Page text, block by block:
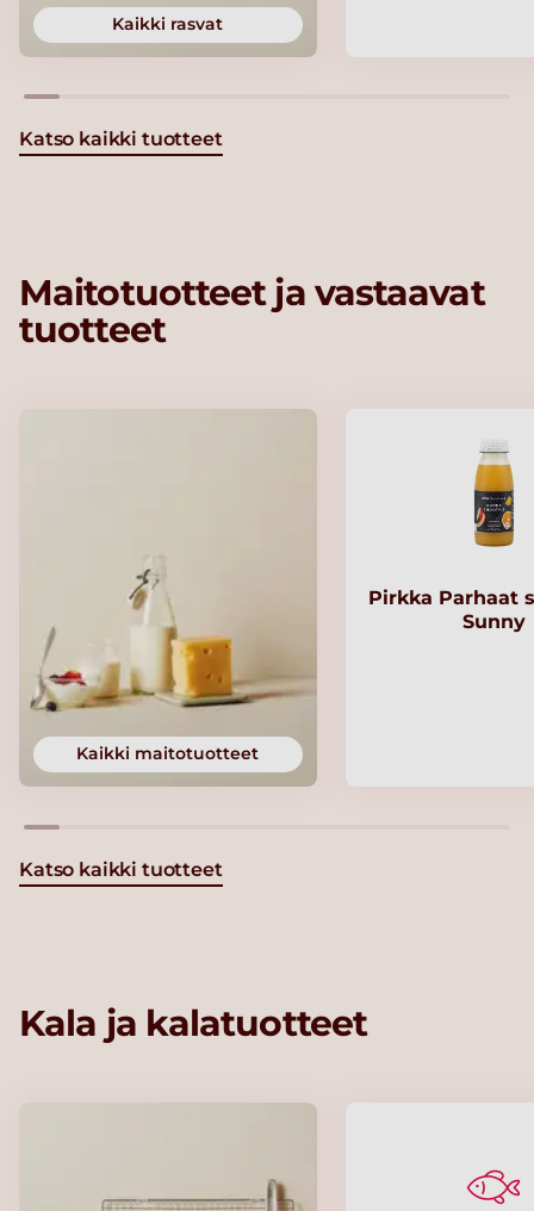
Kaikki rasvat
Katso kaikki tuotteet
Maitotuotteet ja vastaavat
tuotteet
Kaikki maitotuotteet
Pirkka Parhaat
Sunny
Katso kaikki tuotteet
Kala ja kalatuotteet